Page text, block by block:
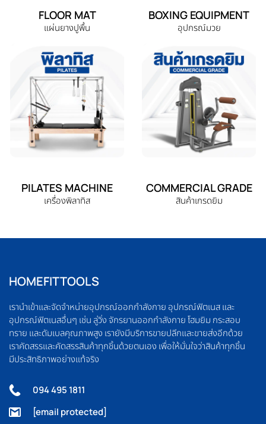
FLOOR MAT
แผ่นยางปูพื้น
BOXING EQUIPMENT
อุปกรณ์มวย
PILATES MACHINE
เครื่องพิลาทิส
COMMERCIAL GRADE
สินค้าเกรดยิม
HOMEFITTOOLS
เรานำเข้าและจัดจำหน่ายอุปกรณ์ออกกำลังกาย อุปกรณ์ฟิตเนส และ
อุปกรณ์ฟิตเนสอื่นๆ เช่น ลู่วิ่ง จักรยานออกกำลังกาย โฮมยิม กระสอบ
ทราย และดัมเบลคุณภาพสูง เรายังมีบริการขายปลีกและขายส่งอีกด้วย
เราคัดสรรและคัดสรรสินค้าทุกชิ้นด้วยตนเอง เพื่อให้มั่นใจว่าสินค้าทุกชิ้น
มีประสิทธิภาพอย่างแท้จริง
094 495 1811
[email protected]